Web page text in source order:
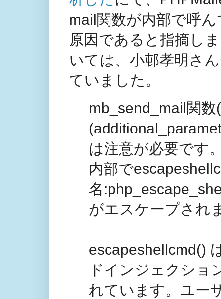
mail関数が内部で呼
原因であると指摘し
いては、小邨孝明さ
ていました。
mb_send_mail関
は注意が必要です
内部で
名
がエスケープされ
escapeshellcmd()
ドインジェクショ
れています。ユー